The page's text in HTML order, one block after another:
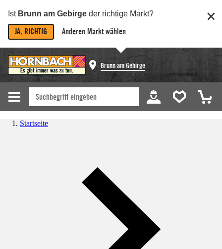
Ist Brunn am Gebirge der richtige Markt?
JA, RICHTIG Anderen Markt wählen
Brunn am Gebirge
Startseite